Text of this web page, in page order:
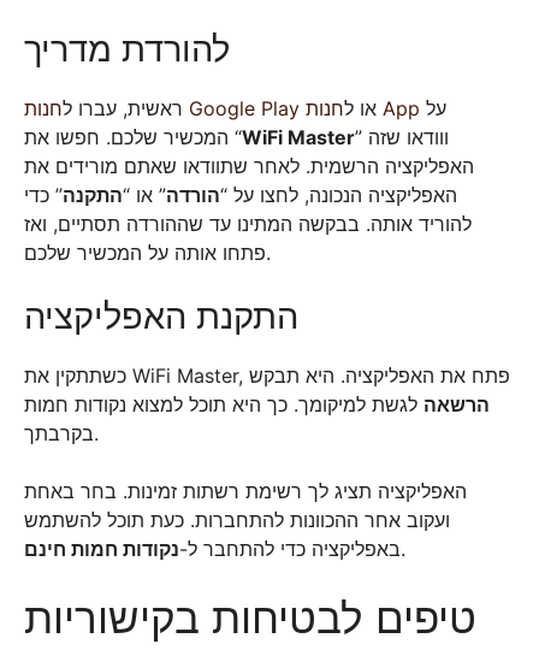
להורדת מדריך
ראשית, עברו ל חנות Google Play או ל חנות App
המכשיר שלכם. חפשו את “WiFi Master” ווודאו שזה
האפליקציה הרשמית. לאחר שתוודאו שאתם מורידים את
האפליקציה הנכונה, לחצו על “הורדה” או “התקנה” כדי
להוריד אותה. בבקשה המתינו עד שההורדה תסתיים, ואז
פתחו אותה על המכשיר שלכם.
התקנת האפליקציה
כשתתקין את WiFi Master, פתח את האפליקציה. היא תבקש
הרשאה לגשת למיקומך. כך היא תוכל למצוא נקודות חמות
בקרבתך.
האפליקציה תציג לך רשימת רשתות זמינות. בחר באחת
ועקוב אחר ההכוונות להתחברות. כעת תוכל להשתמש
באפליקציה כדי להתחבר ל-נקודות חמות חינם .
טיפים לבטיחות בקישוריות